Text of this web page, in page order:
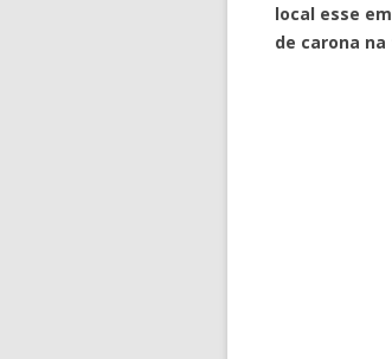
local esse
de carona